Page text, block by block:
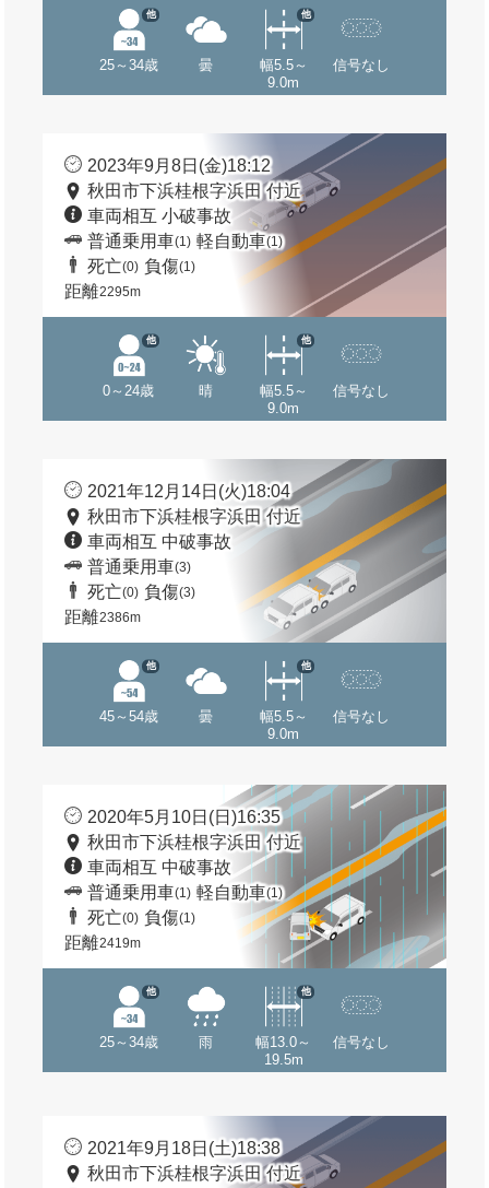
25～34歳
他
曇
幅5.5～
9.0m
他
信号なし
2023年9月8日(金)18:12
秋田市下浜桂根字浜田 付近
車両相互 小破事故
普通乗用車(1) 軽自動車(1)
死亡(0) 負傷(1)
距離2295m
0～24歳
他
晴
幅5.5～
9.0m
他
信号なし
2021年12月14日(火)18:04
秋田市下浜桂根字浜田 付近
車両相互 中破事故
普通乗用車(3)
死亡(0) 負傷(3)
距離2386m
45～54歳
他
曇
幅5.5～
9.0m
他
信号なし
2020年5月10日(日)16:35
秋田市下浜桂根字浜田 付近
車両相互 中破事故
普通乗用車(1) 軽自動車(1)
死亡(0) 負傷(1)
距離2419m
25～34歳
他
雨
幅13.0～
19.5m
他
信号なし
2021年9月18日(土)18:38
秋田市下浜桂根字浜田 付近